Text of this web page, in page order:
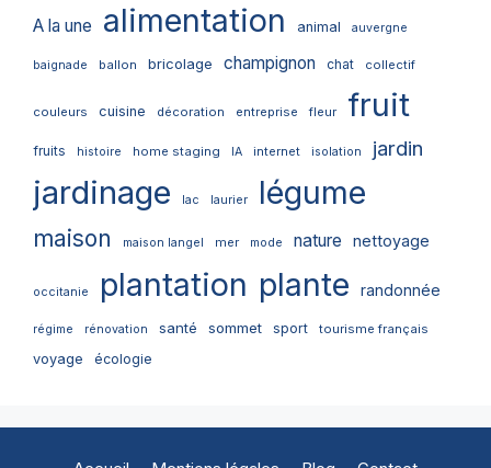
A la une alimentation animal auvergne
baignade ballon bricolage champignon chat collectif
couleurs cuisine décoration entreprise fleur fruit
fruits histoire home staging IA internet isolation jardin
jardinage lac laurier légume
maison maison langel mer mode nature nettoyage
occitanie plantation plante randonnée
régime rénovation santé sommet sport tourisme français
voyage écologie